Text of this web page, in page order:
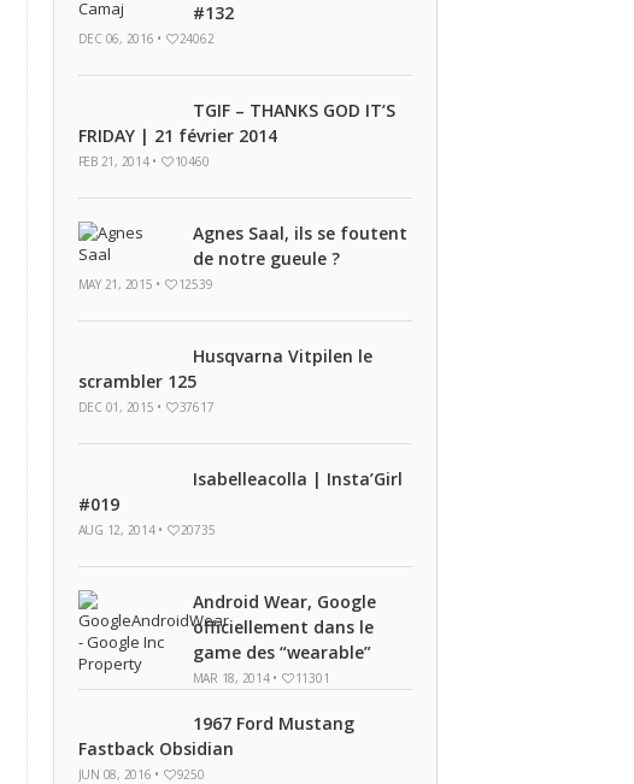
#132
DEC 06, 2016 • 24062
TGIF – THANKS GOD IT’S
FRIDAY | 21 février 2014
FEB 21, 2014 • 10460
Agnes Saal, ils se foutent
de notre gueule ?
MAY 21, 2015 • 12539
Husqvarna Vitpilen le
scrambler 125
DEC 01, 2015 • 37617
Isabelleacolla | Insta’Girl
#019
AUG 12, 2014 • 20735
Android Wear, Google
officiellement dans le
game des “wearable”
MAR 18, 2014 • 11301
1967 Ford Mustang
Fastback Obsidian
JUN 08, 2016 • 9250